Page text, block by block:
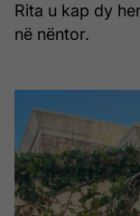
Rita u kap dy
në nëntor.